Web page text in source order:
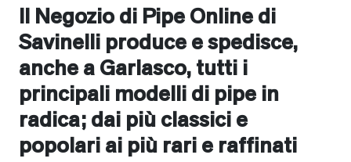
Il Negozio di Pipe Online di
Savinelli produce e spedisce,
anche aGarlasco, tutti i
principali modelli di pipe in
radica; dai più classici e
popolari ai più rari e raffinati